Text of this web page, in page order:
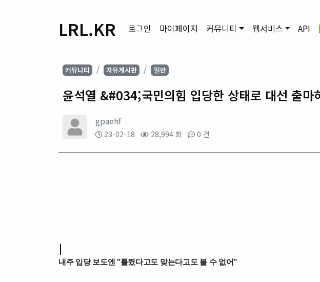
LRL.KR 로그인 마이페이지 커뮤니티 웹서비스 API
커뮤니티 자유게시판 일반
윤석열 &#034;국민의힘 입당한 상태로 대선 출
gpaehf
23-02-18 28,994 회 0 건
내주 입당 보도엔 "틀렸다고도 맞는다고도 볼 수 없어"